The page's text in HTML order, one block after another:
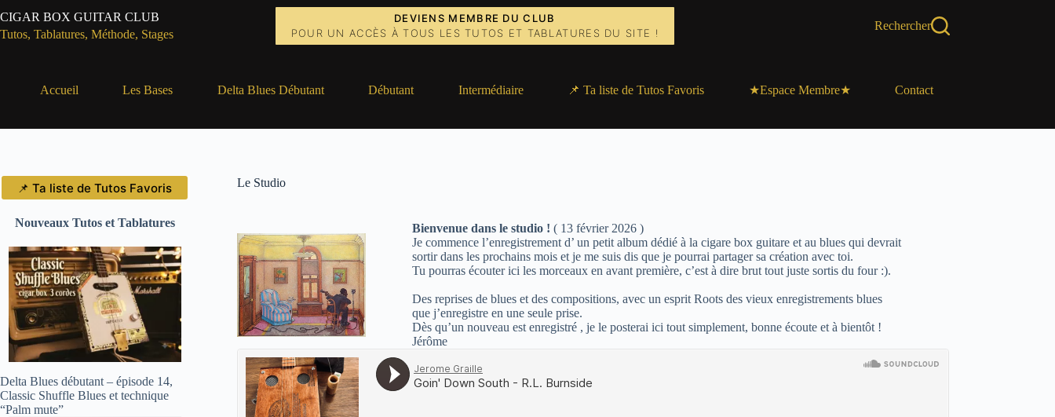
au
contenu
CIGAR BOX GUITAR CLUB
Tutos, Tablatures, Méthode, Stages
DEVIENS MEMBRE DU CLUB
POUR UN ACCÈS À TOUS LES TUTOS ET TABLATURES DU SITE !
Rechercher
Accueil Les Bases Delta Blues Débutant Débutant Intermédiaire 📌 Ta liste de Tutos Favoris ★Espace Membre★ Contact
Le Studio
Bienvenue dans le studio ! ( 13 février 2026 )
Je commence l’enregistrement d’ un petit album dédié à la cigare box guitare et au blues qui devrait
sortir dans les prochains mois et je me suis dis que je pourrai partager sa création avec toi.
Tu pourras écouter ici les morceaux en avant première, c’est à dire brut tout juste sortis du four :).
Des reprises de blues et des compositions, avec un esprit Roots des vieux enregistrements blues
que j’enregistre en une seule prise.
Dès qu’un nouveau est enregistré , je le posterai ici tout simplement, bonne écoute et à bientôt !
Jérôme
📌 Ta liste de Tutos Favoris
Nouveaux Tutos et Tablatures
Delta Blues débutant – épisode 14,
Classic Shuffle Blues et technique
“Palm mute”